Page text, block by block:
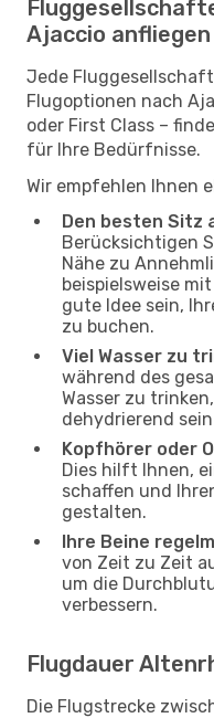
Ajaccio anfliegen
Jede
Flugoptionen nach
oder First Class –
für Ihre Bedürfnisse.
Wir empfehlen Ihnen
Den besten Sitz
Berücksichtigen
Nähe zu
beispielsweise
gute Idee sein,
zu buchen.
Viel Wasser zu
während des
Wasser zu
dehydrierend
Kopfhörer oder
Dies hilft Ihnen,
schaffen und
gestalten.
Ihre Beine
von Zeit zu Zeit
um die
verbessern.
Flugdauer
Die Flugstrecke